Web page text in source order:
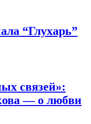
“Глухарь”
связей»:
— о любви